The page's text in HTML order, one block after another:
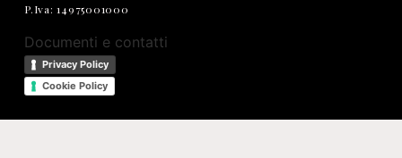
P.Iva: 14975001000
Documenti e contatti
Privacy Policy
Cookie Policy